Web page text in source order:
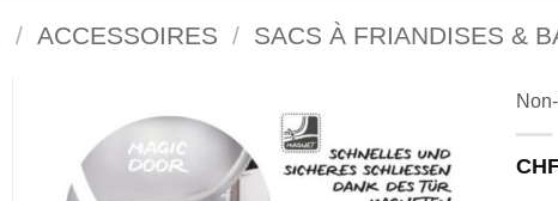
/ ACCESSOIRES / SACS À FRIANDISES &